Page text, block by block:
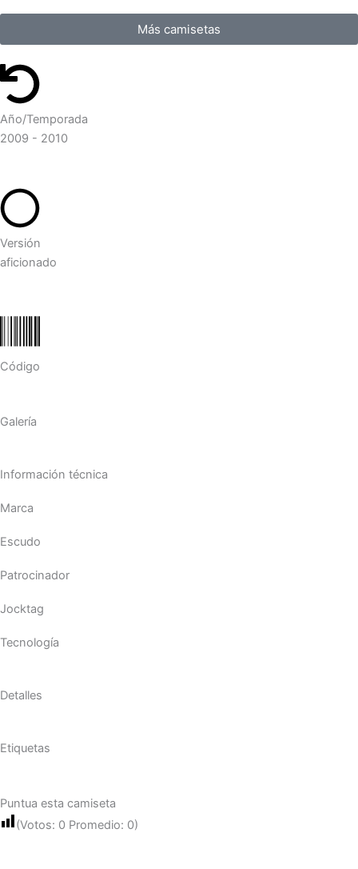
Más camisetas
Año/Temporada
2009 - 2010
Versión
aficionado
Código
Galería
Información técnica
Marca
Escudo
Patrocinador
Jocktag
Tecnología
Detalles
Etiquetas
Puntua esta camiseta
(Votos: 0 Promedio: 0)